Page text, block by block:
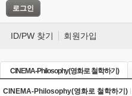
ID/PW 찾기 회원가입
CINEMA-Philosophy(영화로 철학하기)
CINEMA-Philosophy(영화로 철학하기)